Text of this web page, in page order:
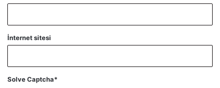
İnternet sitesi
Solve Captcha*